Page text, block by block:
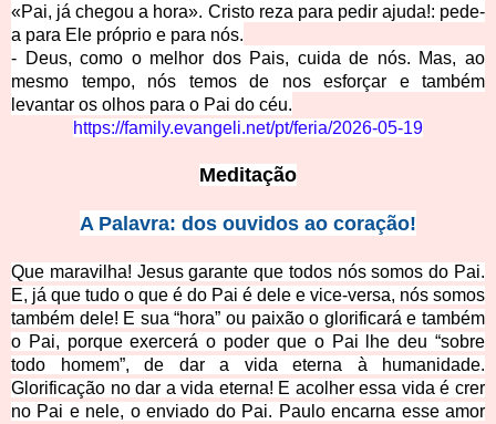
«Pai, já chegou a hora». Cristo reza para pedir ajuda!: pede-
a para Ele próprio e para nós.
- Deus, como o melhor dos Pais, cuida de nós. Mas, ao
mesmo tempo, nós temos de nos esforçar e também
levantar os olhos para o Pai do céu.
https://family.evangeli.net/pt/feria/2026-05-19
Meditação
A Palavra: dos ouvidos ao coração!
Que maravilha! Jesus garante que todos nós somos do Pai.
E, já que tudo o que é do Pai é dele e vice-versa, nós somos
também dele! E sua “hora” ou paixão o glorificará e também
o Pai, porque exercerá o poder que o Pai lhe deu “sobre
todo homem”, de dar a vida eterna à humanidade.
Glorificação no dar a vida eterna! E acolher essa vida é crer
no Pai e nele, o enviado do Pai. Paulo encarna esse amor